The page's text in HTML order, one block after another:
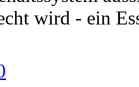
wird - ein